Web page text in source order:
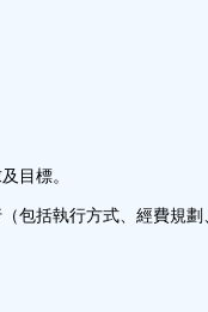
目標。
包括執行方式、經費規